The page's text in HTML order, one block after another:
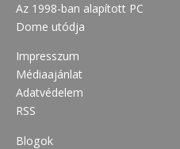
Az 1998-ban alapított PC
Dome utódja
Impresszum
Médiaajánlat
Adatvédelem
RSS
Blogok